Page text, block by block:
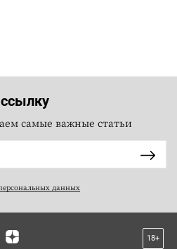
самые важные статьи
данных
18+